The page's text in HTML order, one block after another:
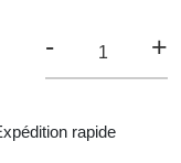
- +
rapide